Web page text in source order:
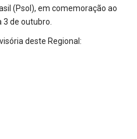
(Psol), em comemoração ao
de outubro.
deste Regional: